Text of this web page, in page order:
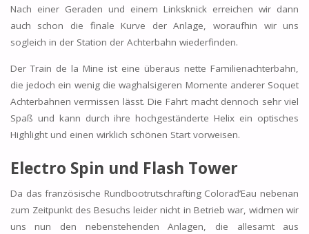
Nach einer Geraden und einem Linksknick erreichen wir dann
auch schon die finale Kurve der Anlage, woraufhin wir uns
sogleich in der Station der Achterbahn wiederfinden.
Der Train de la Mine ist eine überaus nette Familienachterbahn,
die jedoch ein wenig die waghalsigeren Momente anderer Soquet
Achterbahnen vermissen lässt. Die Fahrt macht dennoch sehr viel
Spaß und kann durch ihre hochgeständerte Helix ein optisches
Highlight und einen wirklich schönen Start vorweisen.
Electro Spin und Flash Tower
Da das französische Rundbootrutschrafting Colorad’Eau nebenan
zum Zeitpunkt des Besuchs leider nicht in Betrieb war, widmen wir
uns nun den nebenstehenden Anlagen, die allesamt aus